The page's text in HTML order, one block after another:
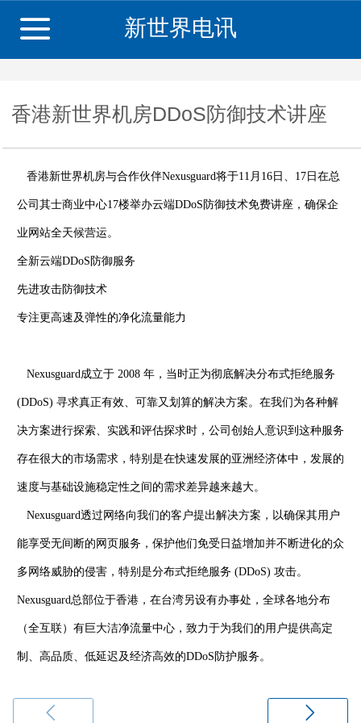
新世界电讯
香港新世界机房DDoS防御技术讲座
香港新世界机房与合作伙伴Nexusguard将于11月16日、17日在总
公司其士商业中心17楼举办云端DDoS防御技术免费讲座，确保企
业网站全天候营运。
全新云端DDoS防御服务
先进攻击防御技术
专注更高速及弹性的净化流量能力
Nexusguard成立于 2008 年，当时正为彻底解决分布式拒绝服务
(DDoS) 寻求真正有效、可靠又划算的解决方案。在我们为各种解
决方案进行探索、实践和评估探求时，公司创始人意识到这种服务
存在很大的市场需求，特别是在快速发展的亚洲经济体中，发展的
速度与基础设施稳定性之间的需求差异越来越大。
Nexusguard透过网络向我们的客户提出解决方案，以确保其用户
能享受无间断的网页服务，保护他们免受日益增加并不断进化的众
多网络威胁的侵害，特别是分布式拒绝服务 (DDoS) 攻击。
Nexusguard总部位于香港，在台湾另设有办事处，全球各地分布
（全互联）有巨大洁净流量中心，致力于为我们的用户提供高定
制、高品质、低延迟及经济高效的DDoS防护服务。